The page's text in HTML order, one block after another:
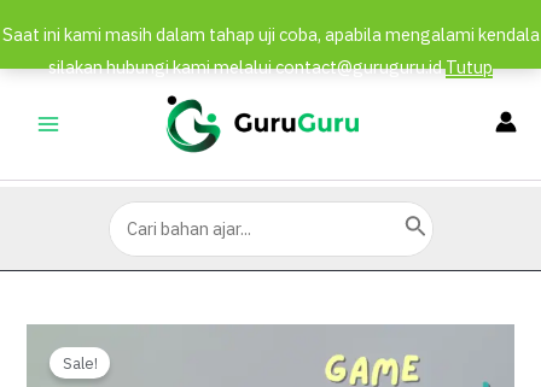
MENU
Search
for:
Sale!
Saat ini kami masih dalam tahap uji coba, apabila mengalami kendala
silakan hubungi kami melalui contact@guruguru.idTutup